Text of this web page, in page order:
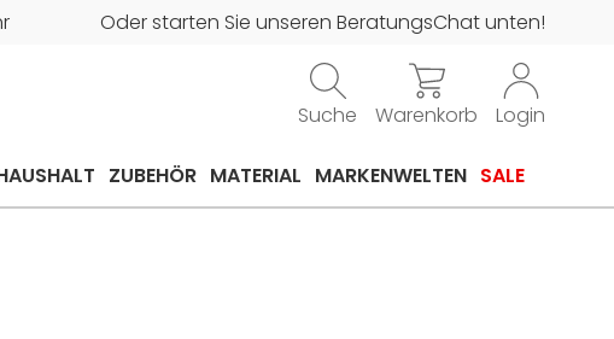
Oder starten Sie unseren BeratungsChat unten!
Suche Warenkorb Login
ZUBEHÖR MATERIAL MARKENWELTEN SALE